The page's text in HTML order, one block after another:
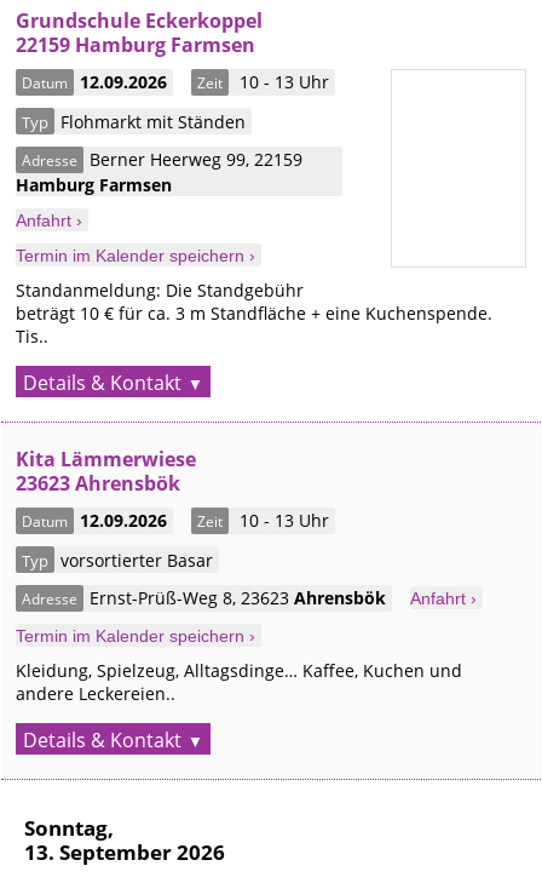
Grundschule Eckerkoppel
22159 Hamburg Farmsen
Datum 12.09.2026 Zeit 10 - 13 Uhr
Typ Flohmarkt mit Ständen
Adresse Berner Heerweg 99,22159
Hamburg Farmsen
Anfahrt ›
Termin im Kalender speichern ›
Standanmeldung: Die Standgebühr
beträgt 10 € für ca. 3 m Standfläche + eine Kuchenspende.
Tis..
Details & Kontakt
Kita Lämmerwiese
23623 Ahrensbök
Datum 12.09.2026 Zeit 10 - 13 Uhr
Typ vorsortierter Basar
Adresse Ernst-Prüß-Weg 8,23623Ahrensbök
Anfahrt ›
Termin im Kalender speichern ›
Kleidung, Spielzeug, Alltagsdinge… Kaffee, Kuchen und
andere Leckereien..
Details & Kontakt
Sonntag,
13. September 2026